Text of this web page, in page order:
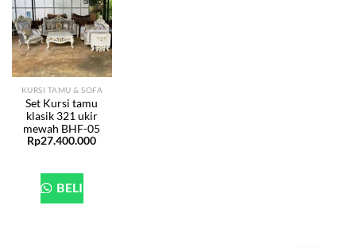
KURSI TAMU & SOFA
Set Kursi tamu
klasik 321 ukir
mewah BHF-05
Rp27.400.000
BELI